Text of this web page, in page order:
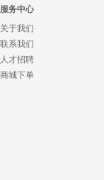
服务中心
关于我们
联系我们
人才招聘
商城下单